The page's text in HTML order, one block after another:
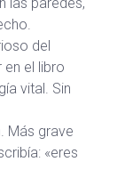
del
el libro
vital. Sin
Más grave
«eres